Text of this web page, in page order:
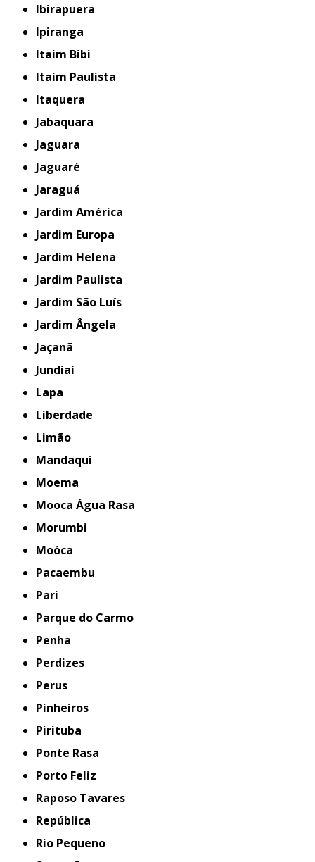
Ibirapuera
Ipiranga
Itaim Bibi
Itaim Paulista
Itaquera
Jabaquara
Jaguara
Jaguaré
Jaraguá
Jardim América
Jardim Europa
Jardim Helena
Jardim Paulista
Jardim São Luís
Jardim Ângela
Jaçanã
Jundiaí
Lapa
Liberdade
Limão
Mandaqui
Moema
Mooca Água Rasa
Morumbi
Moóca
Pacaembu
Pari
Parque do Carmo
Penha
Perdizes
Perus
Pinheiros
Pirituba
Ponte Rasa
Porto Feliz
Raposo Tavares
República
Rio Pequeno